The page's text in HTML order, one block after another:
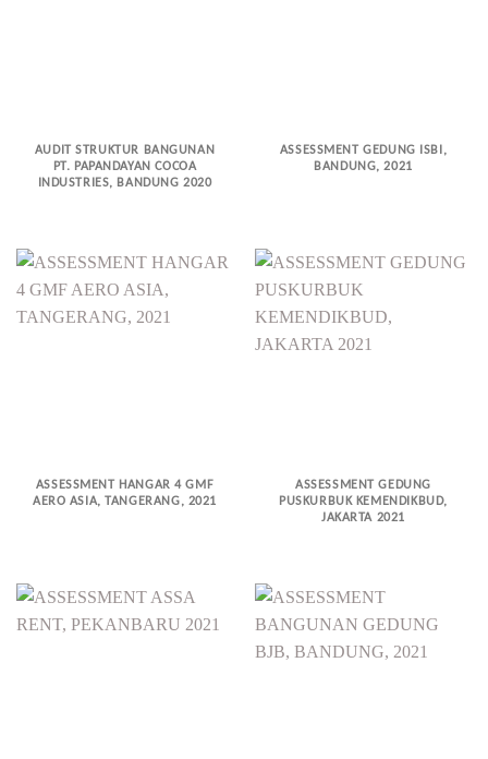
AUDIT STRUKTUR BANGUNAN
PT. PAPANDAYAN COCOA
INDUSTRIES, BANDUNG 2020
ASSESSMENT GEDUNG ISBI,
BANDUNG, 2021
ASSESSMENT HANGAR 4 GMF
AERO ASIA, TANGERANG, 2021
ASSESSMENT GEDUNG
PUSKURBUK KEMENDIKBUD,
JAKARTA 2021